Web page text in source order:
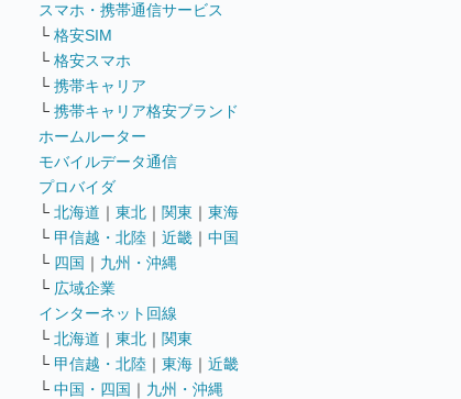
スマホ・携帯通信サービス
└ 格安SIM
└ 格安スマホ
└ 携帯キャリア
└ 携帯キャリア格安ブランド
ホームルーター
モバイルデータ通信
プロバイダ
└ 北海道 ｜ 東北 ｜ 関東 ｜ 東海
└ 甲信越・北陸 ｜ 近畿 ｜ 中国
└ 四国 ｜ 九州・沖縄
└ 広域企業
インターネット回線
└ 北海道 ｜ 東北 ｜ 関東
└ 甲信越・北陸 ｜ 東海 ｜ 近畿
└ 中国・四国 ｜ 九州・沖縄